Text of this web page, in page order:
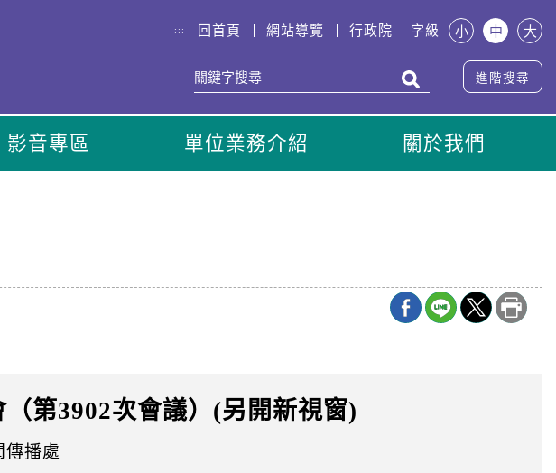
::: 回首頁 網站導覽 行政院 字級 小 中 大
進階搜尋
影音專區 單位業務介紹 關於我們
第3902次會議）(另開新視窗)
傳播處